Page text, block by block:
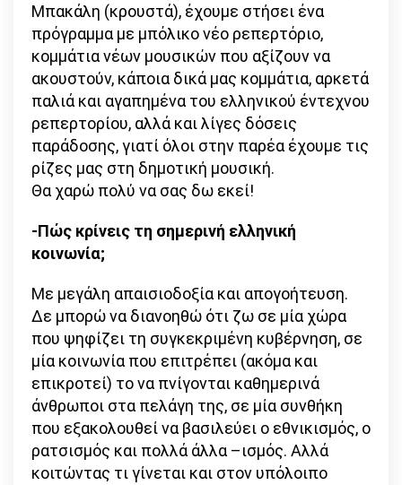
Μπακάλη (κρουστά), έχουμε στήσει ένα
πρόγραμμα με μπόλικο νέο ρεπερτόριο,
κομμάτια νέων μουσικών που αξίζουν να
ακουστούν, κάποια δικά μας κομμάτια, αρκετά
παλιά και αγαπημένα του ελληνικού έντεχνου
ρεπερτορίου, αλλά και λίγες δόσεις
παράδοσης, γιατί όλοι στην παρέα έχουμε τις
ρίζες μας στη δημοτική μουσική.
Θα χαρώ πολύ να σας δω εκεί!
-Πώς κρίνεις τη σημερινή ελληνική
κοινωνία;
Με μεγάλη απαισιοδοξία και απογοήτευση.
Δε μπορώ να διανοηθώ ότι ζω σε μία χώρα
που ψηφίζει τη συγκεκριμένη κυβέρνηση, σε
μία κοινωνία που επιτρέπει (ακόμα και
επικροτεί) το να πνίγονται καθημερινά
άνθρωποι στα πελάγη της, σε μία συνθήκη
που εξακολουθεί να βασιλεύει ο εθνικισμός, ο
ρατσισμός και πολλά άλλα –ισμός. Αλλά
κοιτώντας τι γίνεται και στον υπόλοιπο